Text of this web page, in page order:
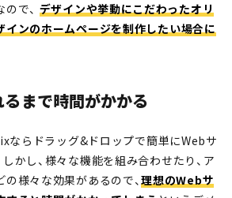
で、 デザインや挙動にこだわったオリ
インのホームページを制作したい場合に
まで時間がかかる
ならドラッグ&ドロップで簡単にWebサ
かし、様々な機能を組み合わせたり、ア
様々な効果があるので、理想のWebサ